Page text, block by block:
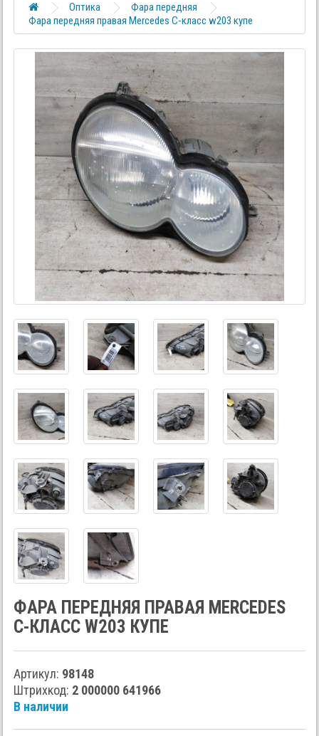
Оптика
Фара передняя
Фара передняя правая Mercedes C-класс w203 купе
ФАРА ПЕРЕДНЯЯ ПРАВАЯ MERCEDES
C-КЛАСС W203 КУПЕ
Артикул: 98148
Штрихкод: 2 000000 641966
В наличии